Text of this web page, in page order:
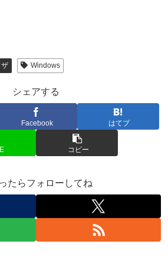
Windows
シェアする
Facebook はてブ
コピー
たらフォローしてね